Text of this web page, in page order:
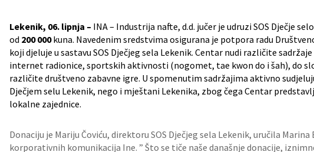
Lekenik, 06. lipnja – INA – Industrija nafte, d.d. jučer je udruzi SOS Dječje
od 200 000kuna. Navedenim sredstvima osigurana je potpora radu
koji djeluje u sastavu SOS Dječjeg sela Lekenik. Centar nudi različite
internet radionice, sportskih aktivnosti (nogomet, tae kwon do i šah), do
različite društveno zabavne igre. U spomenutim sadržajima aktivno
Dječjem selu Lekenik, nego i mještani Lekenika, zbog čega Centar
lokalne zajednice.
Donaciju je Mariju Čoviću, direktoru SOS Dječjeg sela Lekenik, uručila
korporativnih komunikacija Ine. ” Što se tiče naše današnje donacije,